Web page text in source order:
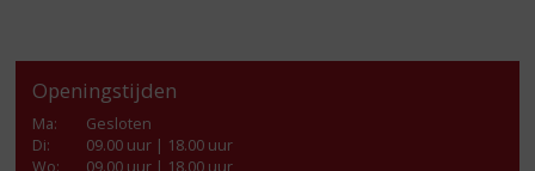
Openingstijden
Ma:
Gesloten
Di:
09.00 uur | 18.00 uur
Wo:
09.00 uur | 18.00 uur